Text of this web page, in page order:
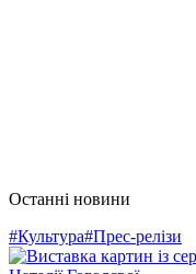
Останні новини
#Культура#Прес-релізи